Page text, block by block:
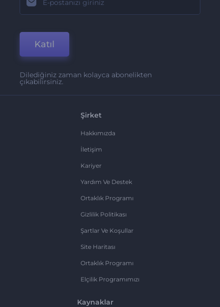
Katıl
Dilediğiniz zaman kolayca abonelikten
çıkabilirsiniz.
Şirket
Hakkımızda
İletişim
Kariyer
Yardım Ve Destek
Ortaklık Programı
Gizlilik Politikası
Şartlar Ve Koşullar
Site Haritası
Ortaklık Programı
Elçilik Programımızı
Kaynaklar